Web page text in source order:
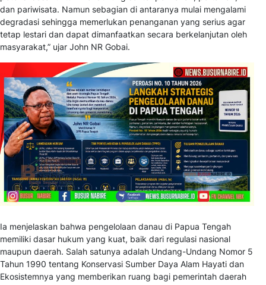
dan pariwisata. Namun sebagian di antaranya mulai mengalami
degradasi sehingga memerlukan penanganan yang serius agar
tetap lestari dan dapat dimanfaatkan secara berkelanjutan oleh
masyarakat,” ujar John NR Gobai.
Ia menjelaskan bahwa pengelolaan danau di Papua Tengah
memiliki dasar hukum yang kuat, baik dari regulasi nasional
maupun daerah. Salah satunya adalah Undang-Undang Nomor 5
Tahun 1990 tentang Konservasi Sumber Daya Alam Hayati dan
Ekosistemnya yang memberikan ruang bagi pemerintah daerah